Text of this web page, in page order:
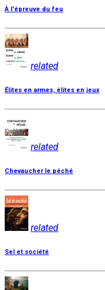
À l'épreuve du feu
related
Élites en armes, élites en jeux
related
Chevaucher le péché
related
Sel et société